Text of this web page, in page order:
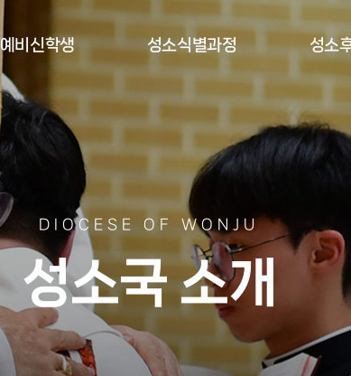
예비신학생 성소식별과정 성소
DIOCESE OF WONJU
성소국 소개